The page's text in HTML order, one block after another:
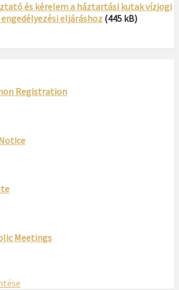
és kérelem a háztartási kutak vízjogi
eljáráshoz (445 kB)
Registration
Meetings